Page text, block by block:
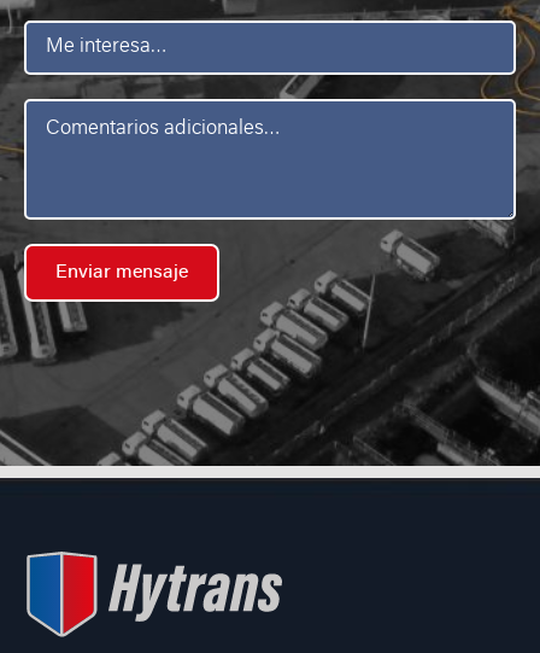
Me
interesa
Mensaje
Enviar mensaje